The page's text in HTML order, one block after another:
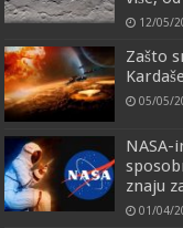
12/05/
Zašto
05/05/
NASA-
znaju
01/04/